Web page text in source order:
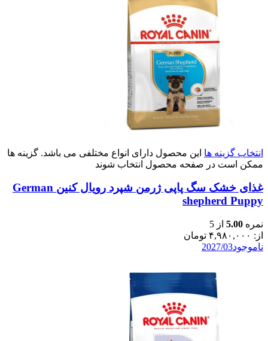
انتخاب گزینه ها این محصول دارای انواع مختلفی می باشد. گزینه ها
ممکن است در صفحه محصول انتخاب شوند
غذای خشک سگ پاپی ژرمن شپرد رویال کنین German
shepherd Puppy
نمره 5.00 از 5
از: ۴,۹۸۰,۰۰۰ تومان
ناموجود2027/03